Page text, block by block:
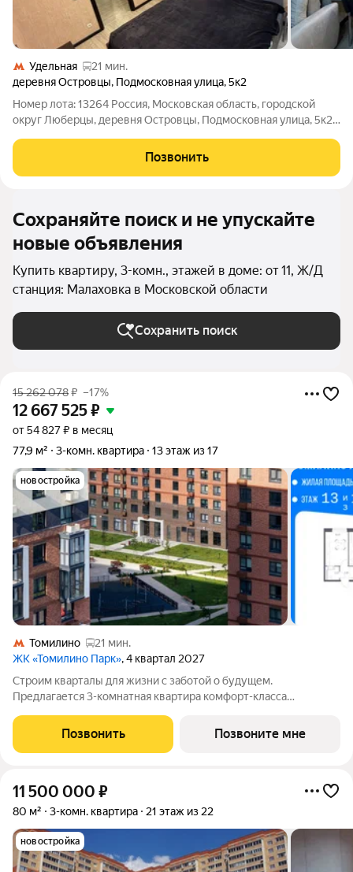
Удельная
21 мин.
деревня Островцы, Подмосковная улица,5к2
Номер лота: 13264 Россия, Московская область, городской
округ Люберцы, деревня Островцы, Подмосковная улица, 5к2
45.00 м.кв., Площадь кухни: 11.00 м.кв., Кухня-гостинная
Продаётся уютная
Позвонить
Сохраняйте поиск и не упускайте
новые объявления
Купить квартиру, 3-комн., этажей в доме: от 11, Ж/Д
станция: Малаховка в Московской области
Сохранить поиск
15 262 078₽ –17%
12 667 525₽
от 54 827 ₽ в месяц
77,9 м²
3-комн. квартира 13 этаж из 17
новостройка
Томилино
21 мин.
ЖК «Томилино Парк», 4 квартал 2027
Строим кварталы для жизни с заботой о будущем.
Предлагается 3-комнатная квартира комфорт-класса
этаже, в жилом комплексе "Томилино Парк".Квартира
комплекса на выбор: может быть как с
Позвонить Позвоните мне
11 500 000 ₽
80 м² 3-комн. квартира 21 этаж из 22
новостройка